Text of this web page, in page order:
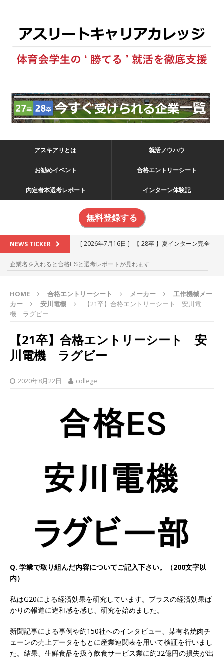
アスキアリとは 就活ノウハウ
お勧めイベント 合格エントリーシート
内定者本選考レポート インターン体験記
無料登録する
NEWS TICKER [ 2026年7月16日 ]
【 28卒 】夏インターン完全
攻略セミナー ｜ 予約フォーム
お勧めイベン
[ 2026年6月13日 ] ≪ 27卒 ≫アスキヤリ個人相
る優良企業一覧（26社）
体育会積極採用企業
[ 2026年5月16日 ]
る優良企業一覧（17社）
学生を求めアスキヤリ限定イベント開催!! 】 世界
230以上の国・地域で愛される日本屈指のゲーム
以上営業増益を達成 ｜ プライム上場 ｜ カプコン
体育会積極採用企業
インターン!! 】 M&A仲介業 ｜ 入社2年目の参考
年収1,631万円 ｜ 設立以降連続売上増 ｜ 土日祝
完全休み ｜ プライム上場 ｜ M&A総合研究所
体育会積極採用企業
参加者は書類選考・一次面接免除 】 M&A総研の
いコンサルを行う ｜ スタートアップの成長性×
大手グループとしての安定性バツグン ｜ 年収
HOME 合格エントリーシート メーカー
工作機械メー
カー
安川電機
【21卒】合格エントリーシート 安川電
機 ラグビー
【21卒】合格エントリーシート 安
川電機 ラグビー
2020年8月22日 college
Q. 学業で取り組んだ内容についてご記入下さい。（200文字以
内）
私はG20による経済効果を研究しています。プラスの経済効果ば
かりの報道に違和感を感じ、研究を始めました。
新聞記事による事例や約150社へのインタビュー、某有名焼肉チ
ェーンの売上データをもとに産業連関表を用いて検証を行いまし
た。結果、生鮮食品を扱う飲食サービス業に約32億円の損失が出